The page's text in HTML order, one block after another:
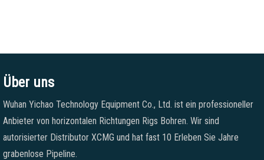
Über uns
Wuhan Yichao Technology Equipment Co., Ltd. ist ein professioneller
Anbieter von horizontalen Richtungen Rigs Bohren. Wir sind
autorisierter Distributor XCMG und hat fast 10 Erleben Sie Jahre
grabenlose Pipeline.